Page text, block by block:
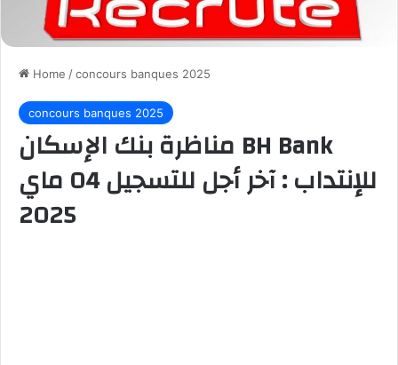
Home /concours banques 2025
concours banques 2025
مناظرة بنك الإسكان BH Bank
للإنتداب : آخر أجل للتسجيل 04 ماي
2025